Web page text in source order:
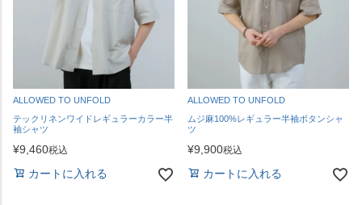
ALLOWED TO UNFOLD
テックリネンワイドレギュラーカラー半
袖シャツ
¥9,460税込
カートに入れる
ALLOWED TO UNFOLD
ムジ麻100%レギュラー半袖ボタンシャ
ツ
¥9,900税込
カートに入れる